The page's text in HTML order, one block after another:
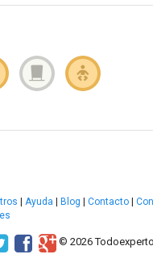
Ayuda Blog Contacto
© 2026